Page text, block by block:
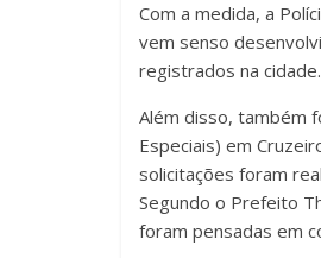
Com a medida, a
vem senso
registrados na cidade.
Além disso, também
Especiais) em
solicitações foram
Segundo o Prefeito
foram pensadas em